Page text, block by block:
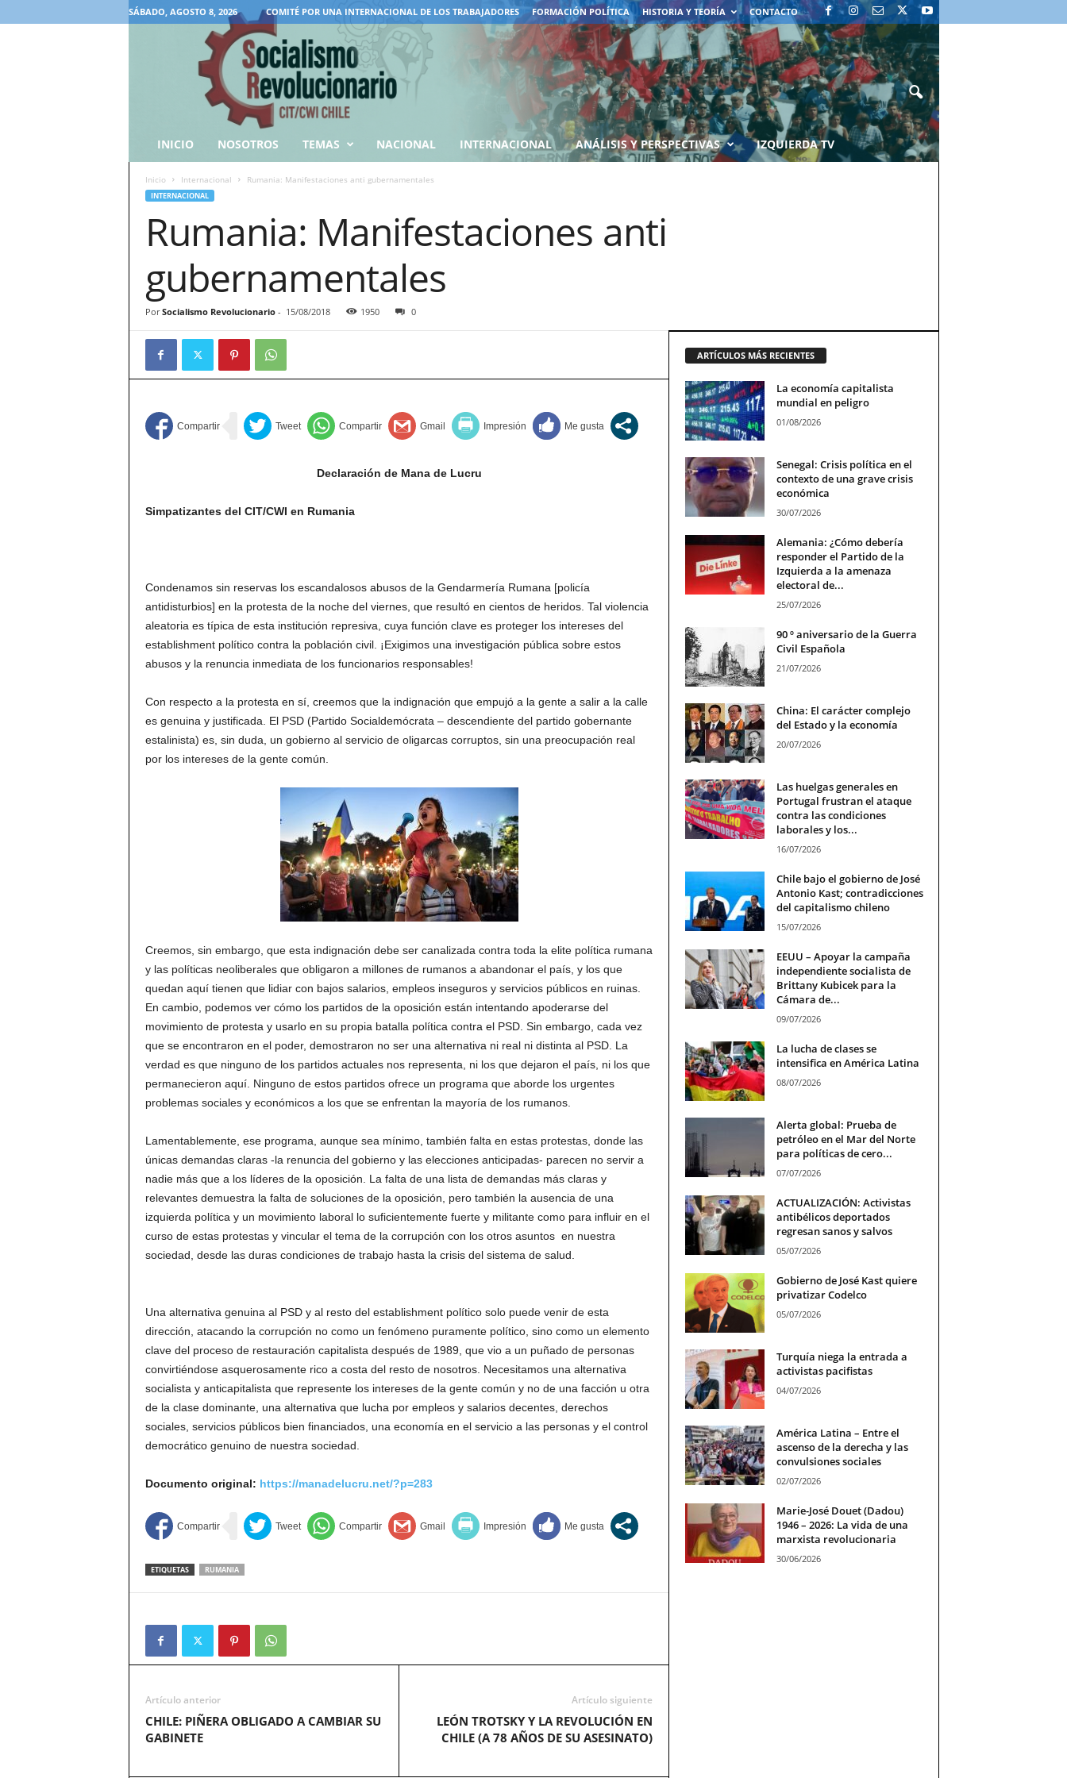
SÁBADO, AGOSTO 8, 2026 COMITÉ POR UNA INTERNACIONAL DE LOS TRABAJADORES FORMACIÓN POLÍTICA HISTORIA Y TEORÍA CONTACTO
INICIO NOSOTROS TEMAS NACIONAL INTERNACIONAL ANÁLISIS Y PERSPECTIVAS IZQUIERDA TV
Inicio Internacional Rumania: Manifestaciones anti gubernamentales
INTERNACIONAL
Rumania: Manifestaciones anti
gubernamentales
Por Socialismo Revolucionario- 15/08/2018 1950 0
Declaración de Mana de Lucru
Simpatizantes del CIT/CWI en Rumania
Condenamos sin reservas los escandalosos abusos de la Gendarmería Rumana [policía
antidisturbios] en la protesta de la noche del viernes, que resultó en cientos de heridos. Tal violencia
aleatoria es típica de esta institución represiva, cuya función clave es proteger los intereses del
establishment político contra la población civil. ¡Exigimos una investigación pública sobre estos
abusos y la renuncia inmediata de los funcionarios responsables!
Con respecto a la protesta en sí, creemos que la indignación que empujó a la gente a salir a la calle
es genuina y justificada. El PSD (Partido Socialdemócrata – descendiente del partido gobernante
estalinista) es, sin duda, un gobierno al servicio de oligarcas corruptos, sin una preocupación real
por los intereses de la gente común.
Creemos, sin embargo, que esta indignación debe ser canalizada contra toda la elite política rumana
y las políticas neoliberales que obligaron a millones de rumanos a abandonar el país, y los que
quedan aquí tienen que lidiar con bajos salarios, empleos inseguros y servicios públicos en ruinas.
En cambio, podemos ver cómo los partidos de la oposición están intentando apoderarse del
movimiento de protesta y usarlo en su propia batalla política contra el PSD. Sin embargo, cada vez
que se encontraron en el poder, demostraron no ser una alternativa ni real ni distinta al PSD. La
verdad es que ninguno de los partidos actuales nos representa, ni los que dejaron el país, ni los que
permanecieron aquí. Ninguno de estos partidos ofrece un programa que aborde los urgentes
problemas sociales y económicos a los que se enfrentan la mayoría de los rumanos.
Lamentablemente, ese programa, aunque sea mínimo, también falta en estas protestas, donde las
únicas demandas claras -la renuncia del gobierno y las elecciones anticipadas- parecen no servir a
nadie más que a los líderes de la oposición. La falta de una lista de demandas más claras y
relevantes demuestra la falta de soluciones de la oposición, pero también la ausencia de una
izquierda política y un movimiento laboral lo suficientemente fuerte y militante como para influir en el
curso de estas protestas y vincular el tema de la corrupción con los otros asuntos en nuestra
sociedad, desde las duras condiciones de trabajo hasta la crisis del sistema de salud.
Una alternativa genuina al PSD y al resto del establishment político solo puede venir de esta
dirección, atacando la corrupción no como un fenómeno puramente político, sino como un elemento
clave del proceso de restauración capitalista después de 1989, que vio a un puñado de personas
convirtiéndose asquerosamente rico a costa del resto de nosotros. Necesitamos una alternativa
socialista y anticapitalista que represente los intereses de la gente común y no de una facción u otra
de la clase dominante, una alternativa que lucha por empleos y salarios decentes, derechos
sociales, servicios públicos bien financiados, una economía en el servicio a las personas y el control
democrático genuino de nuestra sociedad.
Documento original: https://manadelucru.net/?p=283
ETIQUETAS RUMANIA
Artículo anterior
CHILE: PIÑERA OBLIGADO A CAMBIAR SU
GABINETE
Artículo siguiente
LEÓN TROTSKY Y LA REVOLUCIÓN EN
CHILE (A 78 AÑOS DE SU ASESINATO)
ARTÍCULOS MÁS RECIENTES
La economía capitalista
mundial en peligro
01/08/2026
Senegal: Crisis política en el
contexto de una grave crisis
económica
30/07/2026
Alemania: ¿Cómo debería
responder el Partido de la
Izquierda a la amenaza
electoral de...
25/07/2026
90 º aniversario de la Guerra
Civil Española
21/07/2026
China: El carácter complejo
del Estado y la economía
20/07/2026
Las huelgas generales en
Portugal frustran el ataque
contra las condiciones
laborales y los...
16/07/2026
Chile bajo el gobierno de José
Antonio Kast; contradicciones
del capitalismo chileno
15/07/2026
EEUU – Apoyar la campaña
independiente socialista de
Brittany Kubicek para la
Cámara de...
09/07/2026
La lucha de clases se
intensifica en América Latina
08/07/2026
Alerta global: Prueba de
petróleo en el Mar del Norte
para políticas de cero...
07/07/2026
ACTUALIZACIÓN: Activistas
antibélicos deportados
regresan sanos y salvos
05/07/2026
Gobierno de José Kast quiere
privatizar Codelco
05/07/2026
Turquía niega la entrada a
activistas pacifistas
04/07/2026
América Latina – Entre el
ascenso de la derecha y las
convulsiones sociales
02/07/2026
Marie-José Douet (Dadou)
1946 – 2026: La vida de una
marxista revolucionaria
30/06/2026